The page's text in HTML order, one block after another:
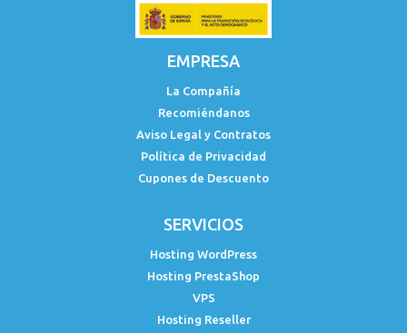
EMPRESA
La Compañía
Recomiéndanos
Aviso Legal y Contratos
Política de Privacidad
Cupones de Descuento
SERVICIOS
Hosting WordPress
Hosting PrestaShop
VPS
Hosting Reseller